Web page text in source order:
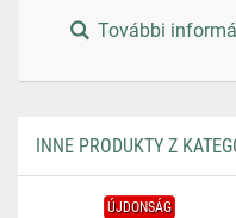
További
INNE PRODUKTY Z
ÚJDONSÁG